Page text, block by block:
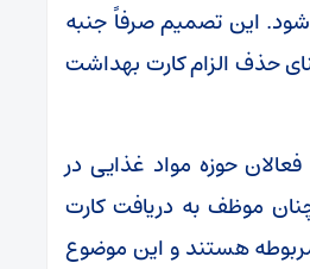
این تصمیم صرفاً جنبه
حذف الزام کارت بهداشت
حوزه مواد غذایی در
موظف به دریافت کارت
هستند و این موضوع